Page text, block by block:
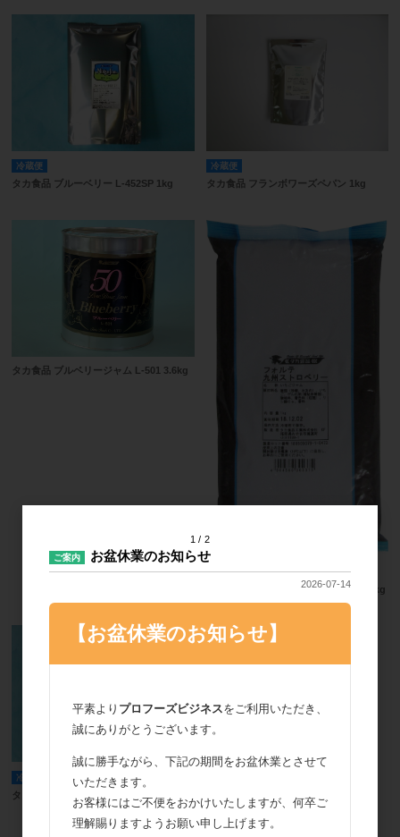
冷蔵便
タカ食品 ブルーベリー L-452SP 1kg
冷蔵便
タカ食品 フランボワーズペパン 1kg
タカ食品 ブルベリージャム L-501 3.6kg
冷蔵便
タカ食品 フォルテ九州ストロベリー 1kg
冷蔵便 取寄商品
タカ食品 ストロベリー Ｌ 451SP 1kg
取寄商品
1 2
ご案内 お盆休業のお知らせ
2026-07-14
【お盆休業のお知らせ】
平素より プロフーズビジネスをご利用いただき、
誠にありがとうございます。
誠に勝手ながら、下記の期間をお盆休業とさせて
いただきます。
お客様にはご不便をおかけいたしますが、何卒ご
理解賜りますようお願い申し上げます。